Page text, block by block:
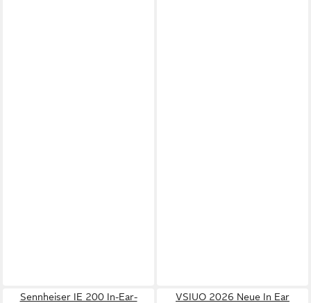
Sennheiser IE 200 In-Ear-
VSIUO 2026 Neue In Ear